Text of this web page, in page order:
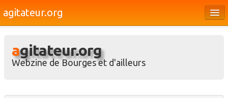
agitateur.org
Bourges & le Cher
agitateur.org
Webzine de Bourges et d'ailleurs